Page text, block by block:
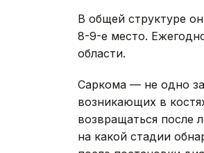
В общей структуре
8-9-е место.
области.
Саркома — не одно
возникающих в
возвращаться после
на какой стадии